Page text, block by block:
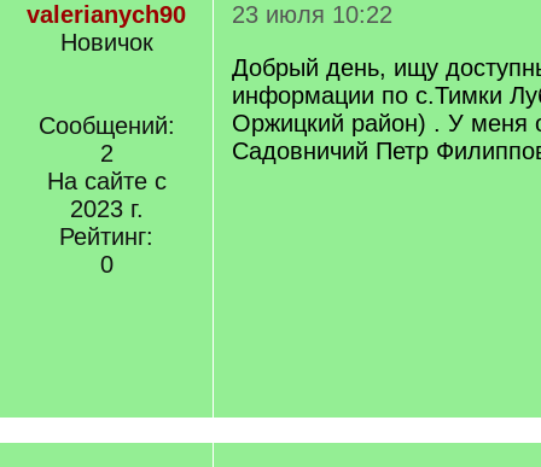
valerianych90
Новичок
Сообщений:
2
На сайте с
2023 г.
Рейтинг:
0
23 июля 10:22
Добрый день, ищу
информации по с.Тимки
Оржицкий район) . У меня
Садовничий Петр